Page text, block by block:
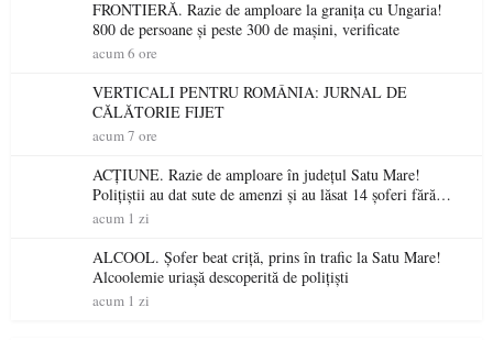
FRONTIERĂ. Razie de amploare la granița cu Ungaria!
800 de persoane și peste 300 de mașini, verificate
acum 6 ore
VERTICALI PENTRU ROMÂNIA: JURNAL DE
CĂLĂTORIE FIJET
acum 7 ore
ACȚIUNE. Razie de amploare în județul Satu Mare!
Polițiștii au dat sute de amenzi și au lăsat 14 șoferi fără
permis într-o singură zi
acum 1 zi
ALCOOL. Șofer beat criță, prins în trafic la Satu Mare!
Alcoolemie uriașă descoperită de polițiști
acum 1 zi